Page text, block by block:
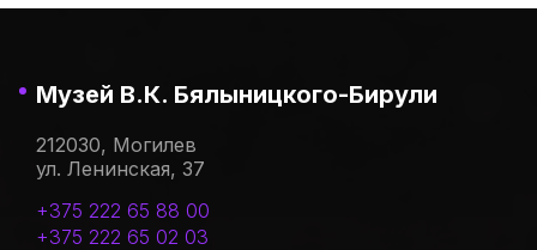
Музей В.К. Бялыницкого-Бирули
212030, Могилев
ул. Ленинская, 37
+375 222 65 88 00
+375 222 65 02 03